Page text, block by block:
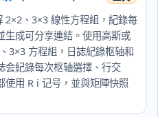
2×2、3×3 線性方程組，紀錄每
生成可分享連結。使用高斯或
3×3 方程組，日誌紀錄枢轴和
会紀錄每次枢轴選擇、行交
使用 R i 记号，並與矩陣快照